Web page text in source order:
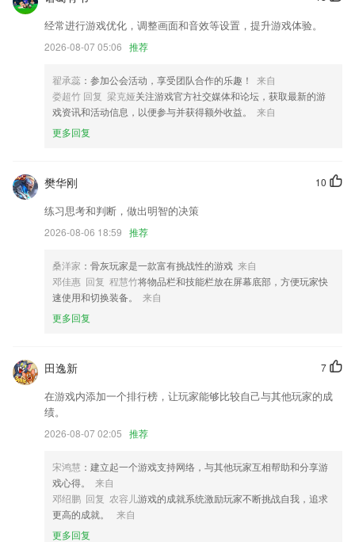
其他一些小优化，多用多发现哦！
修复首页截图偶尔出现闪烁的问题
修复翻译问题
在线音频优化；
联系我们
化修改。
经常进行游戏优化，调整画面和音效等设置，提升游戏体验。
2026-08-07 05:06 推荐
翟承蕊 ：参加公会活动，享受团队合作的乐趣！
来自
娄超竹 回复 梁克娅关注游戏官方社交媒体和论坛，获取最新的游
戏资讯和活动信息，以便参与并获得额外收益。
来自
更多回复
10
樊华刚
练习思考和判断，做出明智的决策
2026-08-06 18:59 推荐
桑洋家 ：骨灰玩家是一款富有挑战性的游戏 来自
邓佳惠 回复 程慧竹将物品栏和技能栏放在屏幕底部，方便玩家快
速使用和切换装备。
来自
更多回复
7
田逸新
在游戏内添加一个排行榜，让玩家能够比较自己与其他玩家的成
绩。
2026-08-07 02:05 推荐
宋鸿慧 ：建立起一个游戏支持网络，与其他玩家互相帮助和分享游
戏心得。
来自
邓绍鹏 回复 农容儿游戏的成就系统激励玩家不断挑战自我，追求
更高的成就。
来自
更多回复